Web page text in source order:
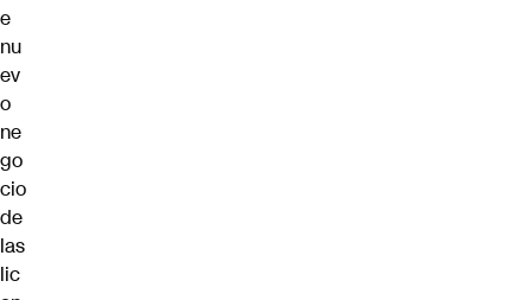
e
nu
ev
o
ne
go
cio
de
las
lic